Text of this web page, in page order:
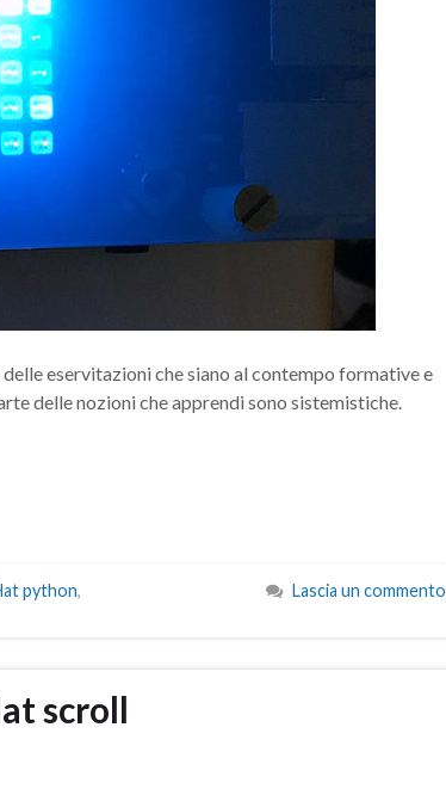
eservitazioni che siano al contempo formative e
delle nozioni che apprendi sono sistemistiche.
python,
Lascia un commento
scroll